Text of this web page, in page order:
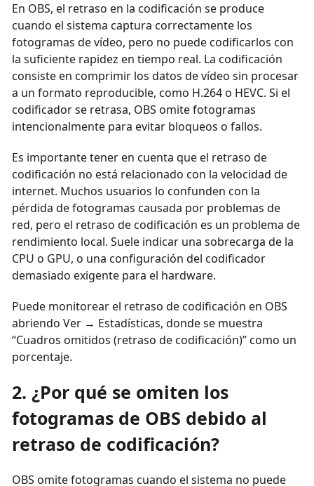
En OBS, el retraso en la codificación se produce
cuando el sistema captura correctamente los
fotogramas de vídeo, pero no puede codificarlos con
la suficiente rapidez en tiempo real. La codificación
consiste en comprimir los datos de vídeo sin procesar
a un formato reproducible, como H.264 o HEVC. Si el
codificador se retrasa, OBS omite fotogramas
intencionalmente para evitar bloqueos o fallos.
Es importante tener en cuenta que el retraso de
codificación no está relacionado con la velocidad de
internet. Muchos usuarios lo confunden con la
pérdida de fotogramas causada por problemas de
red, pero el retraso de codificación es un problema de
rendimiento local. Suele indicar una sobrecarga de la
CPU o GPU, o una configuración del codificador
demasiado exigente para el hardware.
Puede monitorear el retraso de codificación en OBS
abriendo Ver → Estadísticas, donde se muestra
“Cuadros omitidos (retraso de codificación)” como un
porcentaje.
2. ¿Por qué se omiten los
fotogramas de OBS debido al
retraso de codificación?
OBS omite fotogramas cuando el sistema no puede